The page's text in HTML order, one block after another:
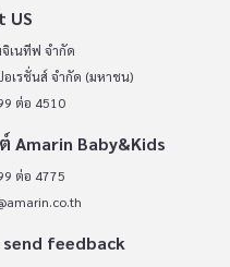
US
จิเนทีฟ จำกัด
เรชั่นส์ จำกัด (มหาชน)
ต่อ 4510
Amarin Baby&Kids
ต่อ 4775
feedback